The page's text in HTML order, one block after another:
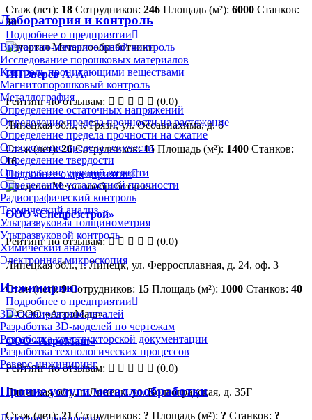
Лаборатория и контроль
Визуально-измерительный контроль
Исследование порошковых материалов
Контроль проникающими веществами
Магнитопорошковый контроль
Металлография
Определение остаточных напряжений
Определение предела прочности на растяжение
Определение предела прочности на сжатие
Определение предела текучести
Определение твердости
Определение ударной вязкости
Определение усталостной прочности
Радиографический контроль
Термический анализ
Ультразвуковая толщинометрия
Ультразвуковой контроль
Химический анализ
Электронная микроскопия
Инжиниринг
3D-сканирование деталей
Разработка 3D-моделей по чертежам
Разработка конструкторской документации
Разработка технологических процессов
Реверс-инжиниринг
Прочие услуги металлообработки
Стаж (лет): 18 Сотрудников: 246 Площадь (м²): 6000 Станков:
30
Подробнее о предприятии
ИП Зверев А. А.
Рейтинг по отзывам:
(0.0)
Липецкая обл., г. Грязи, ул. Осоавиахима, д. 6
Стаж (лет):26 Сотрудников:15 Площадь (м²): 1400 Станков:
16
Подробнее о предприятии
ООО «Спецрезстрой»
Рейтинг по отзывам:
(0.0)
Липецкая обл., г. Липецк, ул. Ферросплавная, д. 24, оф. 3
Стаж (лет):9 Сотрудников: 15 Площадь (м²): 1000 Станков: 40
Подробнее о предприятии
ООО «АгроМаш»
Рейтинг по отзывам:
(0.0)
Липецкая обл., г. Липецк, ул. Волгоградская, д. 35Г
Стаж (лет):21 Сотрудников: ? Площадь (м²): ? Станков: ?